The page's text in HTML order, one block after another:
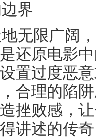
界
无限广阔
还原电影
置过度恶
合理的陷
挫败感，
讲述的传